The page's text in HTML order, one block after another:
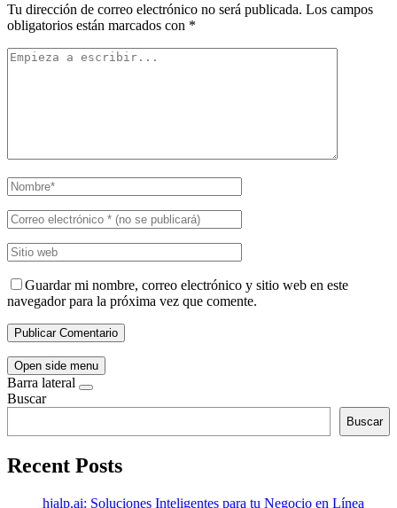
Tu dirección de correo electrónico no será publicada. Los campos
obligatorios están marcados con *
Guardar mi nombre, correo electrónico y sitio web en este
navegador para la próxima vez que comente.
Open side menu
Barra lateral
Buscar
Buscar
Recent Posts
hjalp.ai: Soluciones Inteligentes para tu Negocio en Línea